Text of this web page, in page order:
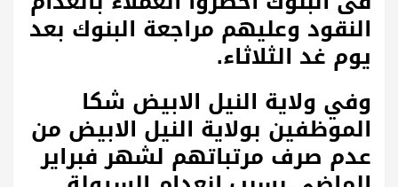
النقود وعليهم مراجعة البنوك بعد
يوم غد الثلاثاء.
وفي ولاية النيل الابيض شكا
الموظفين بولاية النيل الابيض من
عدم صرف مرتباتهم لشهر فبراير